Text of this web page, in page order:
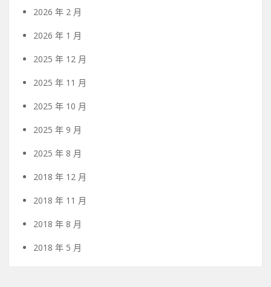
2026 年 2 月
2026 年 1 月
2025 年 12 月
2025 年 11 月
2025 年 10 月
2025 年 9 月
2025 年 8 月
2018 年 12 月
2018 年 11 月
2018 年 8 月
2018 年 5 月